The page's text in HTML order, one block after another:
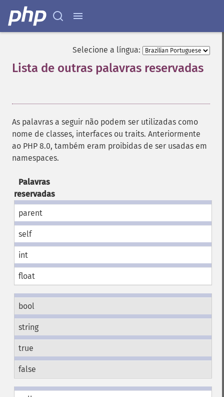
Selecione a língua:
Lista de outras palavras reservadas
As palavras a seguir não podem ser utilizadas como
nome de classes, interfaces ou traits. Anteriormente
ao PHP 8.0, também eram proibidas de ser usadas em
namespaces.
Palavras
reservadas
parent
self
int
float
bool
string
true
false